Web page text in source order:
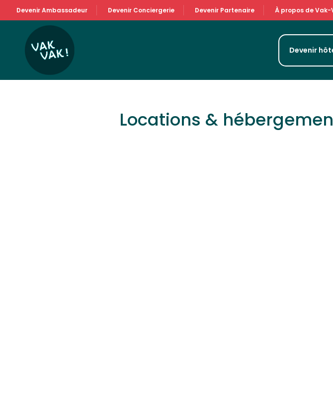
Devenir Ambassadeur Devenir Conciergerie Devenir Partenaire À propos de Vak-
Devenir
Locations &